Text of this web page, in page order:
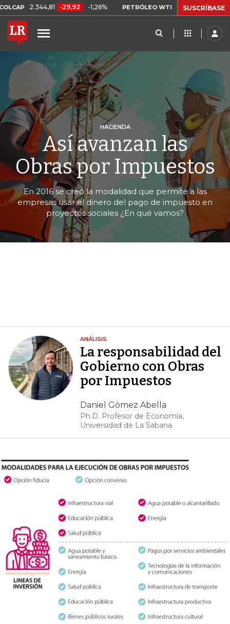
-29,92 -1,26% PETRÓLEO WTI US$ 75,09 -US$ 0,24 -
SUSCRÍBASE
HACIENDA
Así avanzan las
Obras por Impuestos
En 2016 se creó la modalidad que permite a las
empresas usar el dinero del pago de impuesto en
proyectos sociales ¿En qué vamos?
ANÁLISIS
La responsabilidad del
Gobierno con Obras
por Impuestos
Daniel Gómez Abella
Ph.D. Profesor de Economía,
Universidad de La Sabana